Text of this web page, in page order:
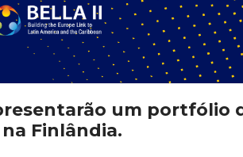
um
Finlândia.